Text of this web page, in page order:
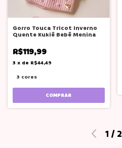
Gorro Touca Tricot Inverno
Quente Kukiê Bebê Menina
R$119,99
3 x de R$44,49
3 cores
COMPRAR
1 / 2